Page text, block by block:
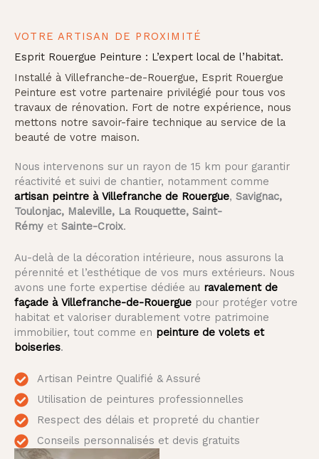
VOTRE ARTISAN DE PROXIMITÉ
Esprit Rouergue Peinture : L’expert local de l’habitat.
Installé à Villefranche-de-Rouergue, Esprit Rouergue
Peinture est votre partenaire privilégié pour tous vos
travaux de rénovation. Fort de notre expérience, nous
mettons notre savoir-faire technique au service de la
beauté de votre maison.
Nous intervenons sur un rayon de 15 km pour garantir
réactivité et suivi de chantier, notamment comme
artisan peintre à Villefranche de Rouergue, Savignac,
Toulonjac, Maleville, La Rouquette, Saint-
Rémy et Sainte-Croix.
Au-delà de la décoration intérieure, nous assurons la
pérennité et l’esthétique de vos murs extérieurs. Nous
avons une forte expertise dédiée au ravalement de
façade à Villefranche-de-Rouergue pour protéger votre
habitat et valoriser durablement votre patrimoine
immobilier, tout comme en peinture de volets et
boiseries.
Artisan Peintre Qualifié & Assuré
Utilisation de peintures professionnelles
Respect des délais et propreté du chantier
Conseils personnalisés et devis gratuits